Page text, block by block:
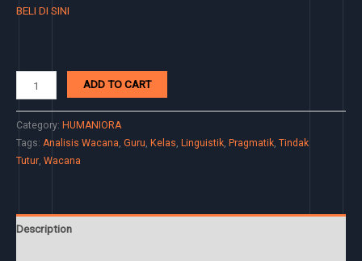
BELI DI SINI
ADD TO CART
Category: HUMANIORA
Tags: Analisis Wacana, Guru, Kelas, Linguistik, Pragmatik, Tindak
Tutur, Wacana
Description